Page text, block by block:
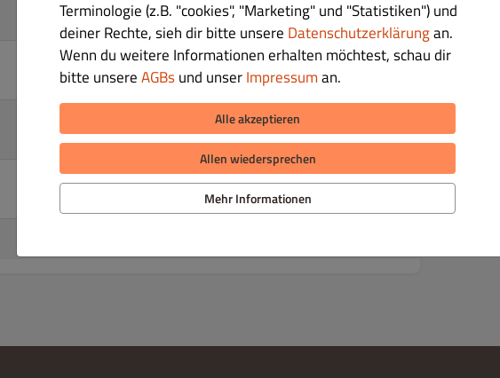
(17:30 - 23:00)
GESCHLOSSEN
(12:00 - 15:00)
(17:30 - 23:00)
(12:00 - 15:00)
(17:30 - 23:00)
GESCHLOSSEN
(12:00 - 15:00)
(17:30 - 23:00)
Terminologie (z.B. "cookies", "Marketing" und "Statistiken") und
deiner Rechte, sieh dir bitte unsere Datenschutzerklärungan.
Wenn du weitere Informationen erhalten möchtest, schau dir
bitte unsereAGBsund unserImpressuman.
Alle akzeptieren
Allen wiedersprechen
Mehr Informationen